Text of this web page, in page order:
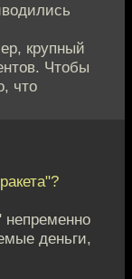
крупный
Чтобы
что
непременно
деньги,